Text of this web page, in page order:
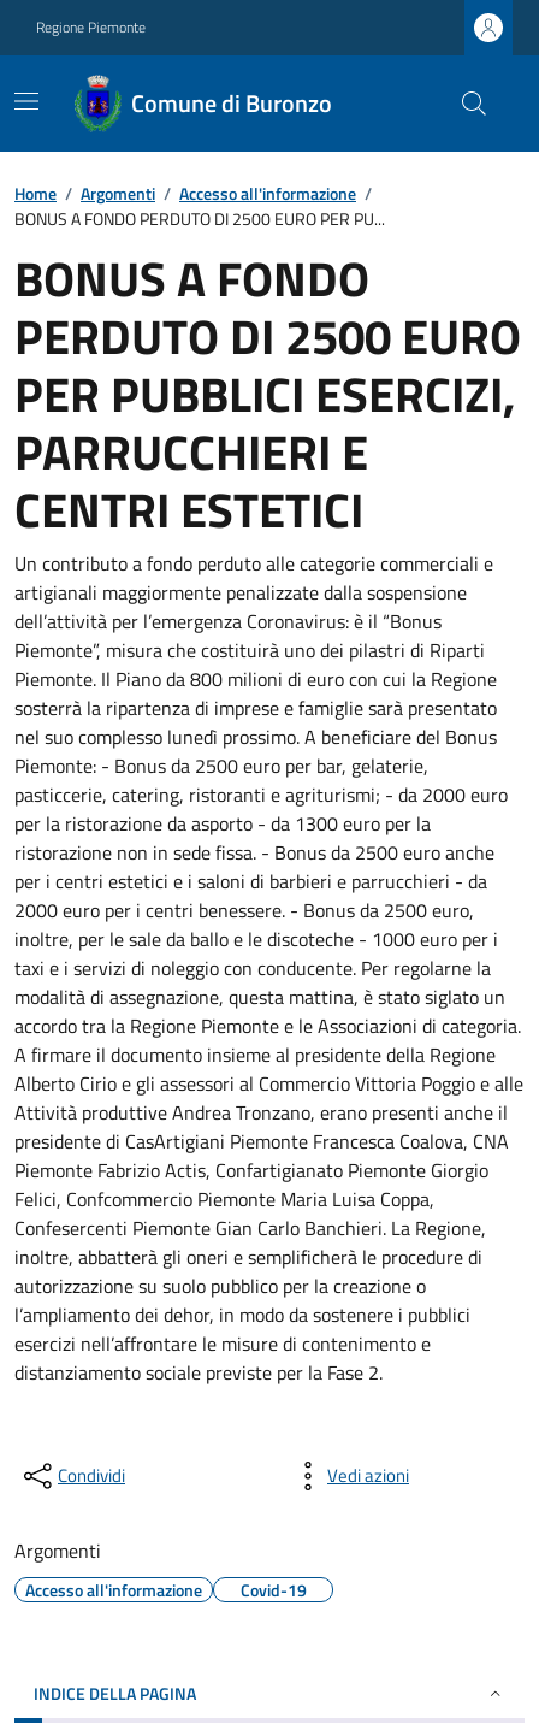
Regione Piemonte
Comune di Buronzo
Home / Argomenti / Accesso all'informazione /
BONUS A FONDO PERDUTO DI 2500 EURO PER PU...
BONUS A FONDO
PERDUTO DI 2500 EURO
PER PUBBLICI ESERCIZI,
PARRUCCHIERI E
CENTRI ESTETICI
Un contributo a fondo perduto alle categorie commerciali e
artigianali maggiormente penalizzate dalla sospensione
dell’attività per l’emergenza Coronavirus: è il “Bonus
Piemonte”, misura che costituirà uno dei pilastri di Riparti
Piemonte. Il Piano da 800 milioni di euro con cui la Regione
sosterrà la ripartenza di imprese e famiglie sarà presentato
nel suo complesso lunedì prossimo. A beneficiare del Bonus
Piemonte: - Bonus da 2500 euro per bar, gelaterie,
pasticcerie, catering, ristoranti e agriturismi; - da 2000 euro
per la ristorazione da asporto - da 1300 euro per la
ristorazione non in sede fissa. - Bonus da 2500 euro anche
per i centri estetici e i saloni di barbieri e parrucchieri - da
2000 euro per i centri benessere. - Bonus da 2500 euro,
inoltre, per le sale da ballo e le discoteche - 1000 euro per i
taxi e i servizi di noleggio con conducente. Per regolarne la
modalità di assegnazione, questa mattina, è stato siglato un
accordo tra la Regione Piemonte e le Associazioni di categoria.
A firmare il documento insieme al presidente della Regione
Alberto Cirio e gli assessori al Commercio Vittoria Poggio e alle
Attività produttive Andrea Tronzano, erano presenti anche il
presidente di CasArtigiani Piemonte Francesca Coalova, CNA
Piemonte Fabrizio Actis, Confartigianato Piemonte Giorgio
Felici, Confcommercio Piemonte Maria Luisa Coppa,
Confesercenti Piemonte Gian Carlo Banchieri. La Regione,
inoltre, abbatterà gli oneri e semplificherà le procedure di
autorizzazione su suolo pubblico per la creazione o
l’ampliamento dei dehor, in modo da sostenere i pubblici
esercizi nell’affrontare le misure di contenimento e
distanziamento sociale previste per la Fase 2.
Condividi Vedi azioni
Argomenti
Accesso all'informazione Covid-19
INDICE DELLA PAGINA